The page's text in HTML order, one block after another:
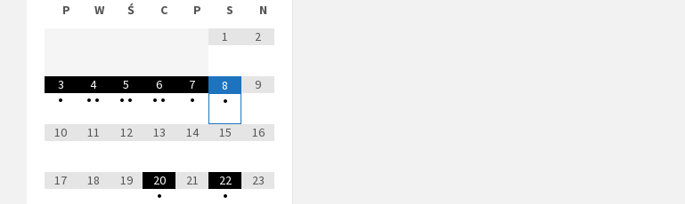
P W Ś C P S
N
1
2
3
•
4
• •
5
• •
6
• •
7
•
8
•
9
10 11 12 13 14 15 16
17 18 19
20
•
21
22
•
23